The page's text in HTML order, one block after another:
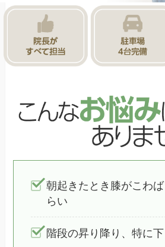
朝起きたとき膝がこわ
らい
階段の昇り降り、特に